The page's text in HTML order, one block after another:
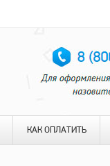
КАК ОПЛАТИТЬ